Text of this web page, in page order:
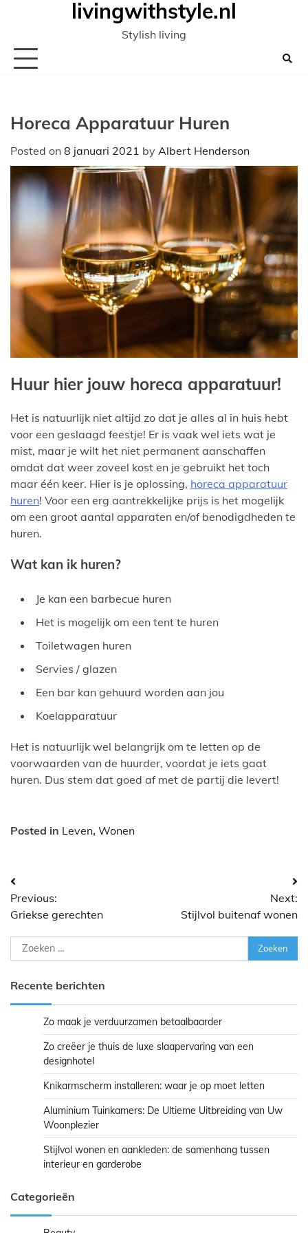
inhoud
livingwithstyle.nl
Stylish living
Horeca Apparatuur Huren
Posted on 8 januari 2021 by Albert Henderson
Huur hier jouw horeca apparatuur!
Het is natuurlijk niet altijd zo dat je alles al in huis hebt
voor een geslaagd feestje! Er is vaak wel iets wat je
mist, maar je wilt het niet permanent aanschaffen
omdat dat weer zoveel kost en je gebruikt het toch
maar één keer. Hier is je oplossing, horeca apparatuur
huren! Voor een erg aantrekkelijke prijs is het mogelijk
om een groot aantal apparaten en/of benodigdheden te
huren.
Wat kan ik huren?
Je kan een barbecue huren
Het is mogelijk om een tent te huren
Toiletwagen huren
Servies / glazen
Een bar kan gehuurd worden aan jou
Koelapparatuur
Het is natuurlijk wel belangrijk om te letten op de
voorwaarden van de huurder, voordat je iets gaat
huren. Dus stem dat goed af met de partij die levert!
Posted in Leven, Wonen
Bericht
navigatie
Previous:
Griekse gerechten
Next:
Stijlvol buitenaf wonen
Zoeken
naar:
Recente berichten
Zo maak je verduurzamen betaalbaarder
Zo creëer je thuis de luxe slaapervaring van een
designhotel
Knikarmscherm installeren: waar je op moet letten
Aluminium Tuinkamers: De Ultieme Uitbreiding van Uw
Woonplezier
Stijlvol wonen en aankleden: de samenhang tussen
interieur en garderobe
Categorieën